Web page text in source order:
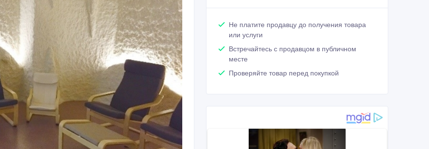
Не платите продавцу до получения товара
или услуги
Встречайтесь с продавцом в публичном
месте
Проверяйте товар перед покупкой